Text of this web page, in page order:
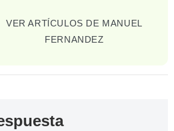
VER ARTÍCULOS DE MANUEL
FERNANDEZ